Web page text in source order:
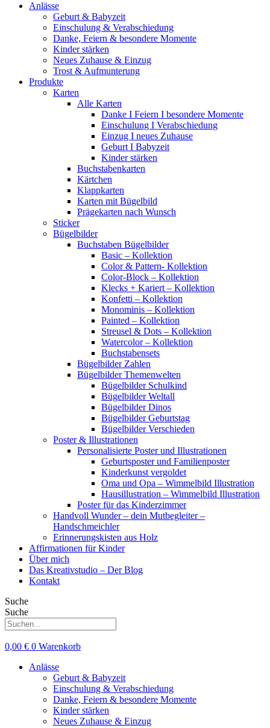
Anlässe
Geburt & Babyzeit
Einschulung & Verabschiedung
Danke, Feiern & besondere Momente
Kinder stärken
Neues Zuhause & Einzug
Trost & Aufmunterung
Produkte
Karten
Alle Karten
Danke I Feiern I besondere Momente
Einschulung I Verabschiedung
Einzug I neues Zuhause
Geburt I Babyzeit
Kinder stärken
Buchstabenkarten
Kärtchen
Klappkarten
Karten mit Bügelbild
Prägekarten nach Wunsch
Sticker
Bügelbilder
Buchstaben Bügelbilder
Basic – Kollektion
Color & Pattern- Kollektion
Color-Block – Kollektion
Klecks + Kariert – Kollektion
Konfetti – Kollektion
Monominis – Kollektion
Painted – Kollektion
Streusel & Dots – Kollektion
Watercolor – Kollektion
Buchstabensets
Bügelbilder Zahlen
Bügelbilder Themenwelten
Bügelbilder Schulkind
Bügelbilder Weltall
Bügelbilder Dinos
Bügelbilder Geburtstag
Bügelbilder Verschieden
Poster & Illustrationen
Personalisierte Poster und Illustrationen
Geburtsposter und Familienposter
Kinderkunst vergoldet
Oma und Opa – Wimmelbild Illustration
Hausillustration – Wimmelbild Illustration
Poster für das Kinderzimmer
Handvoll Wunder – dein Mutbegleiter –
Handschmeichler
Erinnerungskisten aus Holz
Affirmationen für Kinder
Über mich
Das Kreativstudio – Der Blog
Kontakt
Suche
Suche
0,00 € 0 Warenkorb
Anlässe
Geburt & Babyzeit
Einschulung & Verabschiedung
Danke, Feiern & besondere Momente
Kinder stärken
Neues Zuhause & Einzug